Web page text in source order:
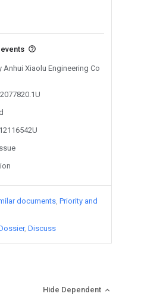
Xiaolu Engineering Co
documents Priority and
Discuss
Hide Dependent